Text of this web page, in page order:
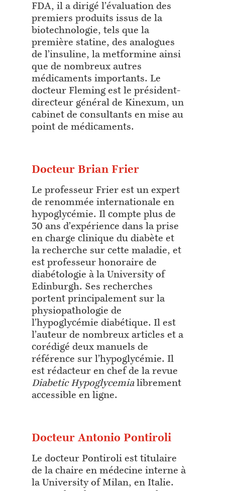
FDA, il a dirigé l’évaluation des
premiers produits issus de la
biotechnologie, tels que la
première statine, des analogues
de l’insuline, la metformine ainsi
que de nombreux autres
médicaments importants. Le
docteur Fleming est le président-
directeur général de Kinexum, un
cabinet de consultants en mise au
point de médicaments.
Docteur Brian Frier
Le professeur Frier est un expert
de renommée internationale en
hypoglycémie. Il compte plus de
30 ans d’expérience dans la prise
en charge clinique du diabète et
la recherche sur cette maladie, et
est professeur honoraire de
diabétologie à la University of
Edinburgh. Ses recherches
portent principalement sur la
physiopathologie de
l’hypoglycémie diabétique. Il est
l’auteur de nombreux articles et a
corédigé deux manuels de
référence sur l’hypoglycémie. Il
est rédacteur en chef de la revue
Diabetic Hypoglycemialibrement
accessible en ligne.
Docteur Antonio Pontiroli
Le docteur Pontiroli est titulaire
de la chaire en médecine interne à
la University of Milan, en Italie.